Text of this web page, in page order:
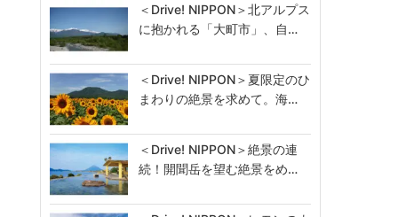
＜Drive! NIPPON＞北アルプス
に抱かれる「大町市」、自…
＜Drive! NIPPON＞夏限定のひ
まわりの絶景を求めて。海…
＜Drive! NIPPON＞絶景の連
続！開聞岳を望む絶景をめ…